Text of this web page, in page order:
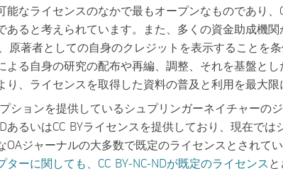
能なライセンスのなかで最もオープンなものであり
あると考えられています。また、多くの資金助成機
原著者としての自身のクレジットを表示することを
よる自身の研究の配布や再編、調整、それを基盤と
り、ライセンスを取得した資料の普及と利用を最大限
ションを提供しているシュプリンガーネイチャーの
あるいはCC BYライセンスを提供しており、現在で
OAジャーナルの大多数で既定のライセンスとされてい
ターに関しても、CC BY-NC-NDが既定のライセンス